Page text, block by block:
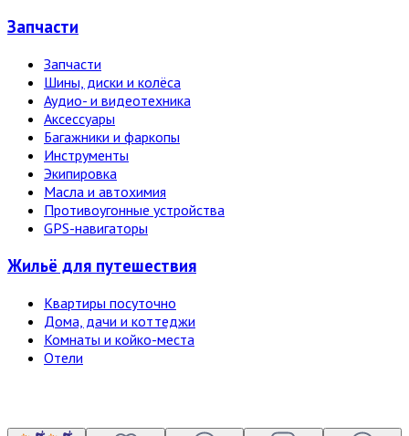
Запчасти
Запчасти
Шины, диски и колёса
Аудио- и видеотехника
Аксессуары
Багажники и фаркопы
Инструменты
Экипировка
Масла и автохимия
Противоугонные устройства
GPS-навигаторы
Жильё для путешествия
Квартиры посуточно
Дома, дачи и коттеджи
Комнаты и койко-места
Отели